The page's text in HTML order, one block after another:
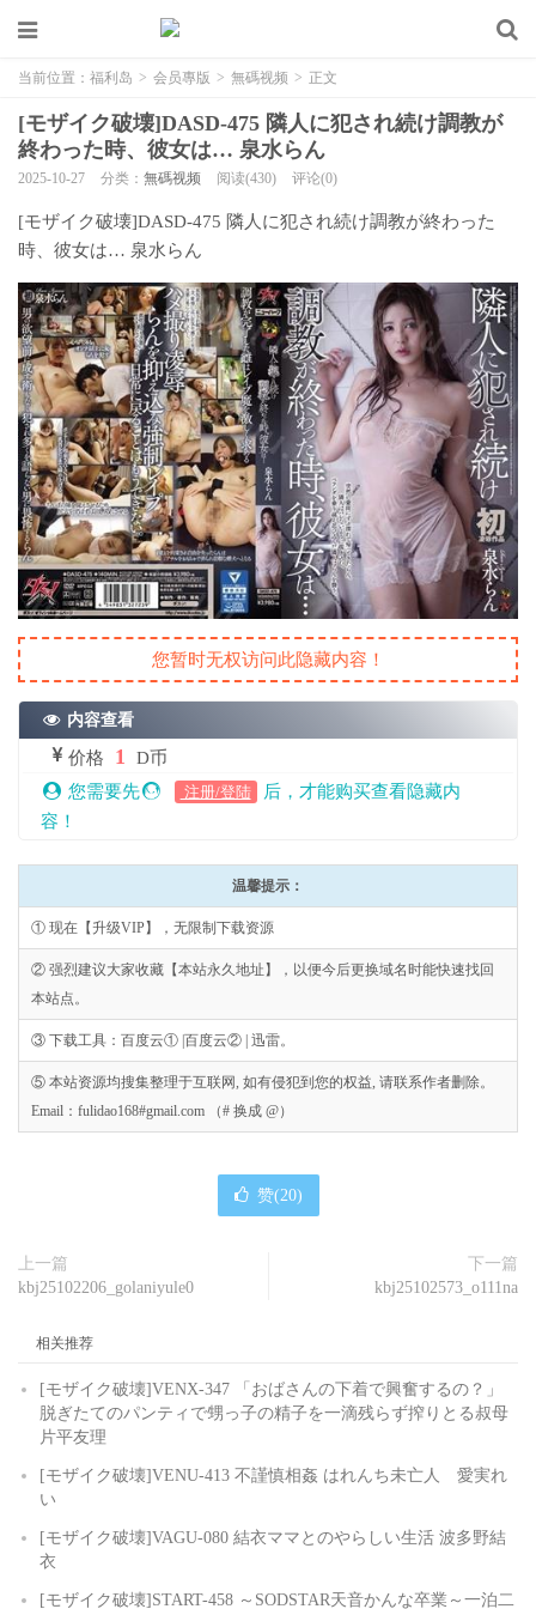
当前位置： 福利岛 > 会员專版 > 無碼视频 > 正文
[モザイク破壊]DASD-475 隣人に犯され続け調教が
終わった時、彼女は… 泉水らん
2025-10-27 分类： 無碼视频 阅读(430) 评论(0)
[モザイク破壊]DASD-475 隣人に犯され続け調教が終わった
時、彼女は… 泉水らん
您暂时无权访问此隐藏内容！
内容查看
价格 1
D币
您需要先
注册/登陆
后，才能购买查看隐藏内
容！
温馨提示：
① 现在【升级VIP】，无限制下载资源
② 强烈建议大家收藏【本站永久地址】，以便今后更换域名时能快速找回
本站点。
③ 下载工具：百度云① |百度云② | 迅雷。
⑤ 本站资源均搜集整理于互联网, 如有侵犯到您的权益, 请联系作者删除。
Email：fulidao168#gmail.com （# 换成 @）
赞(20)
上一篇
kbj25102206_golaniyule0
下一篇
kbj25102573_o111na
相关推荐
[モザイク破壊]VENX-347 「おばさんの下着で興奮するの？」
脱ぎたてのパンティで甥っ子の精子を一滴残らず搾りとる叔母
片平友理
[モザイク破壊]VENU-413 不謹慎相姦 はれんち未亡人 愛実れ
い
[モザイク破壊]VAGU-080 結衣ママとのやらしい生活 波多野結
衣
[モザイク破壊]START-458 ～SODSTAR天音かんな卒業～一泊二